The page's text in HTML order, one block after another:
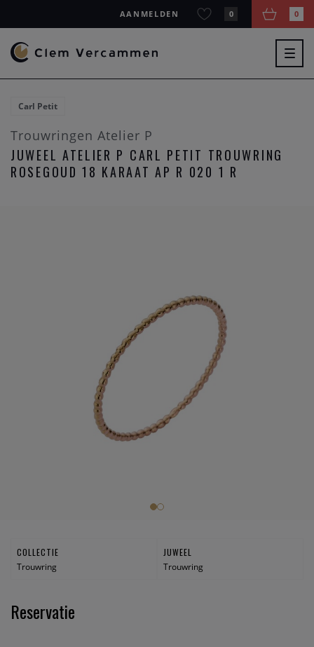
AANMELDEN 0 0
Carl Petit
Trouwringen Atelier P
JUWEEL ATELIER P CARL PETIT TROUWRING
ROSEGOUD 18 KARAAT AP R 020 1 R
COLLECTIE
Trouwring
JUWEEL
Trouwring
Reservatie